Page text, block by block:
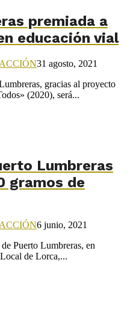
premiada a
educación vial
31 agosto, 2021
gracias al proyecto
(2020), será...
Lumbreras
gramos de
6 junio, 2021
Puerto Lumbreras, en
de Lorca,...